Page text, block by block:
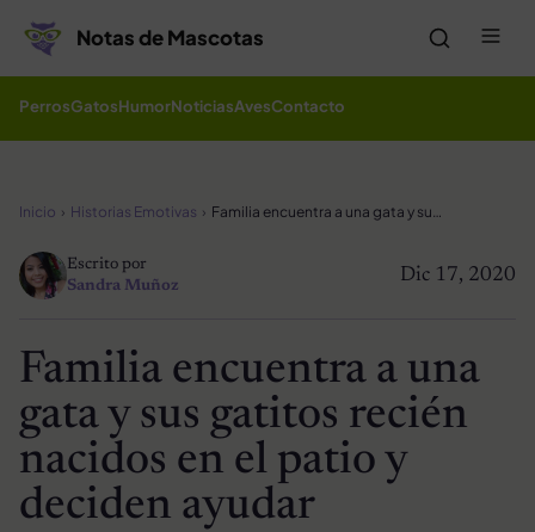
Notas de Mascotas
PerrosGatosHumorNoticiasAvesContacto
Inicio Historias Emotivas Familia encuentra a una gata y sus gatitos recién nacidos en el patio y deciden ayudar
Dic 17, 2020
Escrito por
Sandra Muñoz
Familia encuentra a una
gata y sus gatitos recién
nacidos en el patio y
deciden ayudar